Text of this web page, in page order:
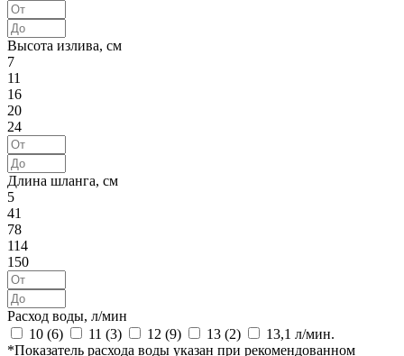
Высота излива, см
7
11
16
20
24
Длина шланга, см
5
41
78
114
150
Расход воды, л/мин
10 (6) 11 (3) 12 (9) 13 (2)
13,1 л/мин.
*Показатель расхода воды указан при рекомендованном